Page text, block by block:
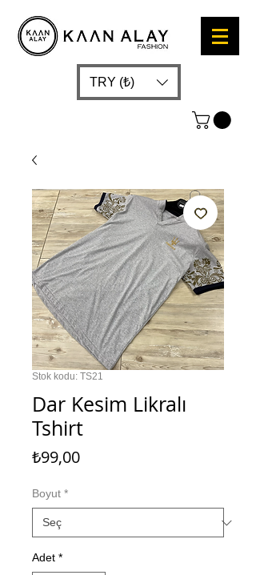
TRY (₺)
Stok kodu: TS21
Dar Kesim Likralı
Tshirt
₺99,00Fiyat
Boyut *
Adet *